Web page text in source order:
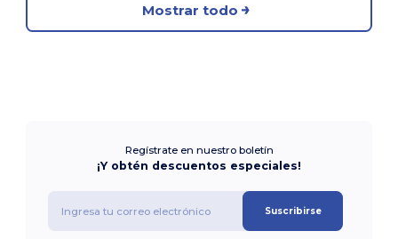
Mostrar todo
Regístrate en nuestro boletín
¡Y obtén descuentos especiales!
Suscribirse